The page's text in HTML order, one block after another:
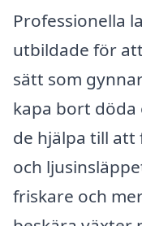
Professionella
utbildade för
sätt som
kapa bort döda
de hjälpa till
och
friskare och